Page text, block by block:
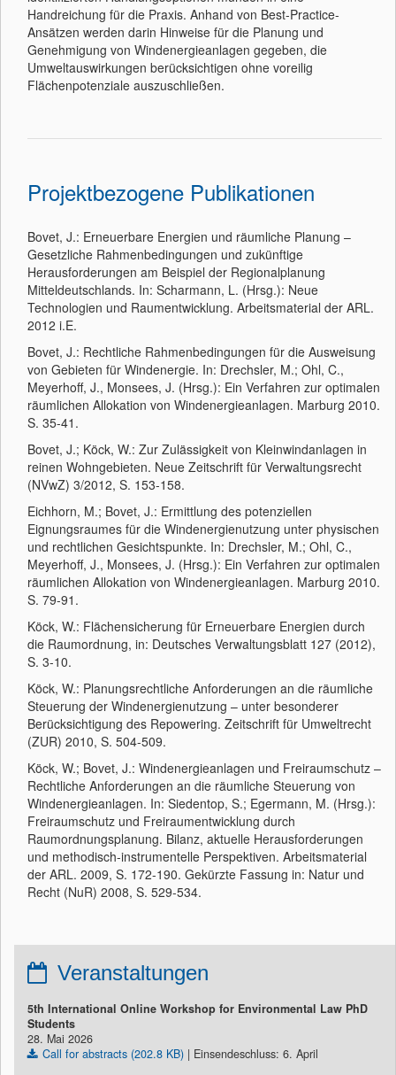
Handreichung für die Praxis. Anhand von Best-Practice-
Ansätzen werden darin Hinweise für die Planung und
Genehmigung von Windenergieanlagen gegeben, die
Umweltauswirkungen berücksichtigen ohne voreilig
Flächenpotenziale auszuschließen.
Projektbezogene Publikationen
Bovet, J.: Erneuerbare Energien und räumliche Planung –
Gesetzliche Rahmenbedingungen und zukünftige
Herausforderungen am Beispiel der Regionalplanung
Mitteldeutschlands. In: Scharmann, L. (Hrsg.): Neue
Technologien und Raumentwicklung. Arbeitsmaterial der ARL.
2012 i.E.
Bovet, J.: Rechtliche Rahmenbedingungen für die Ausweisung
von Gebieten für Windenergie. In: Drechsler, M.; Ohl, C.,
Meyerhoff, J., Monsees, J. (Hrsg.): Ein Verfahren zur optimalen
räumlichen Allokation von Windenergieanlagen. Marburg 2010.
S. 35-41.
Bovet, J.; Köck, W.: Zur Zulässigkeit von Kleinwindanlagen in
reinen Wohngebieten. Neue Zeitschrift für Verwaltungsrecht
(NVwZ) 3/2012, S. 153-158.
Eichhorn, M.; Bovet, J.: Ermittlung des potenziellen
Eignungsraumes für die Windenergienutzung unter physischen
und rechtlichen Gesichtspunkte. In: Drechsler, M.; Ohl, C.,
Meyerhoff, J., Monsees, J. (Hrsg.): Ein Verfahren zur optimalen
räumlichen Allokation von Windenergieanlagen. Marburg 2010.
S. 79-91.
Köck, W.: Flächensicherung für Erneuerbare Energien durch
die Raumordnung, in: Deutsches Verwaltungsblatt 127 (2012),
S. 3-10.
Köck, W.: Planungsrechtliche Anforderungen an die räumliche
Steuerung der Windenergienutzung – unter besonderer
Berücksichtigung des Repowering. Zeitschrift für Umweltrecht
(ZUR) 2010, S. 504-509.
Köck, W.; Bovet, J.: Windenergieanlagen und Freiraumschutz –
Rechtliche Anforderungen an die räumliche Steuerung von
Windenergieanlagen. In: Siedentop, S.; Egermann, M. (Hrsg.):
Freiraumschutz und Freiraumentwicklung durch
Raumordnungsplanung. Bilanz, aktuelle Herausforderungen
und methodisch-instrumentelle Perspektiven. Arbeitsmaterial
der ARL. 2009, S. 172-190. Gekürzte Fassung in: Natur und
Recht (NuR) 2008, S. 529-534.
Veranstaltungen
5th International Online Workshop for Environmental Law PhD
Students
28. Mai 2026
Call for abstracts (202.8 KB) | Einsendeschluss: 6. April